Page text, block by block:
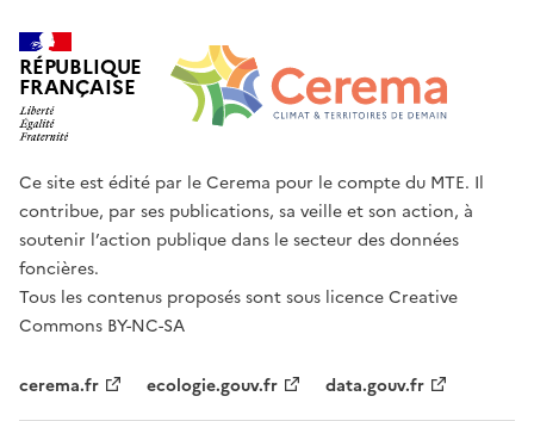
RÉPUBLIQUE
FRANÇAISE
Ce site est édité par le Cerema pour le compte du MTE. Il
contribue, par ses publications, sa veille et son action, à
soutenir l’action publique dans le secteur des données
foncières.
Tous les contenus proposés sont sous licence Creative
Commons BY-NC-SA
cerema.fr ecologie.gouv.fr data.gouv.fr